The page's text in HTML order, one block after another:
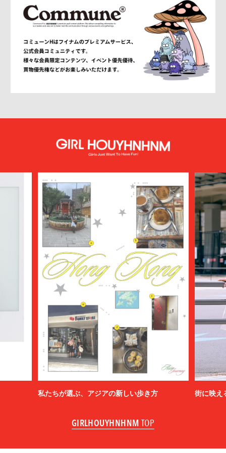
私たちが選ぶ、アジアの新しい歩き方 街に映え
GIRLHOUYHNHNM TOP